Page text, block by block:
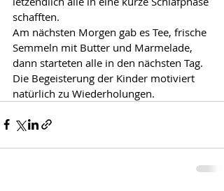
schafften.
Am nächsten Morgen gab es Tee, frische
Semmeln mit Butter und Marmelade,
dann starteten alle in den nächsten Tag.
Die Begeisterung der Kinder motiviert
natürlich zu Wiederholungen.